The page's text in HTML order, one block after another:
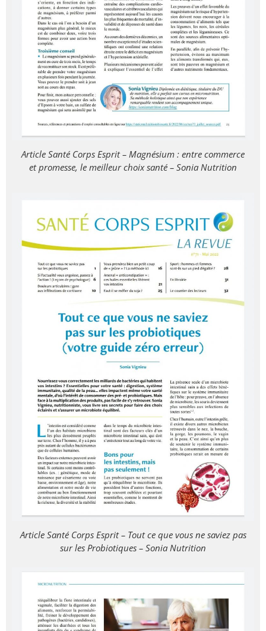
Article Santé Corps Esprit – Magnésium : entre commerce
et promesse, le meilleur choix santé – Sonia Nutrition
Article Santé Corps Esprit – Tout ce que vous ne saviez pas
sur les Probiotiques – Sonia Nutrition